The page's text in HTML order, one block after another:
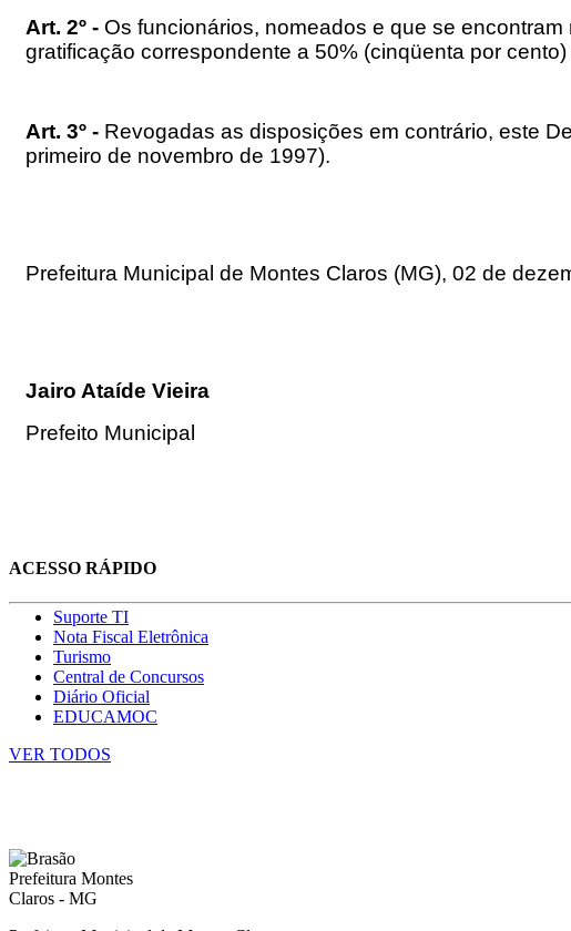
Art. 2º - Os funcionários, nomeados e que se
gratificação correspondente a 50% (cinqüenta por
Art. 3º - Revogadas as disposições em contrário, este
primeiro de novembro de 1997).
Prefeitura Municipal de Montes Claros (MG), 02 de
Jairo Ataíde Vieira
Prefeito Municipal
ACESSO RÁPIDO
Suporte TI
Nota Fiscal Eletrônica
Turismo
Central de Concursos
Diário Oficial
EDUCAMOC
VER TODOS